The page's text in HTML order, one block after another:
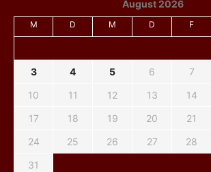
August 2026
M D M D F
3
4 5 6 7
10
11 12 13 14
17
18 19 20 21
24
25 26 27 28
31